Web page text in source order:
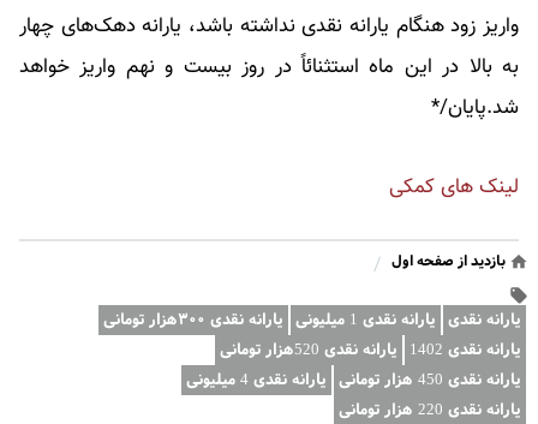
واریز زود هنگام یارانه‌ نقدی نداشته باشد، یارانه دهک‌های چهار
به بالا در این ماه استثنائاً در روز بیست و نهم واریز خواهد
شد.پایان/*
لینک های کمکی
بازدید از صفحه اول /
یارانه نقدی یارانه نقدی 1 میلیونی
یارانه نقدی ۳۰۰هزار تومانی
یارانه نقدی 1402
یارانه نقدی 520هزار تومانی
یارانه نقدی 450 هزار تومانی
یارانه نقدی 4 میلیونی
یارانه نقدی 220 هزار تومانی